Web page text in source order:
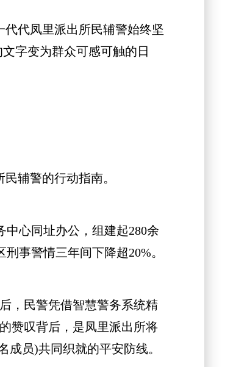
代凤里派出所民辅警始终坚
字变为群众可感可触的日
辅警的行动指南。
心同址办公，组建起280余
事警情三年间下降超20%。
，民警凭借智慧警务系统精
赞叹背后，是凤里派出所将
成员)共同织就的平安防线。